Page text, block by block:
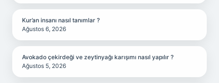
Kur’an insanı nasıl tanımlar ?
Ağustos 6, 2026
Avokado çekirdeği ve zeytinyağı karışımı nasıl yapılır ?
Ağustos 5, 2026